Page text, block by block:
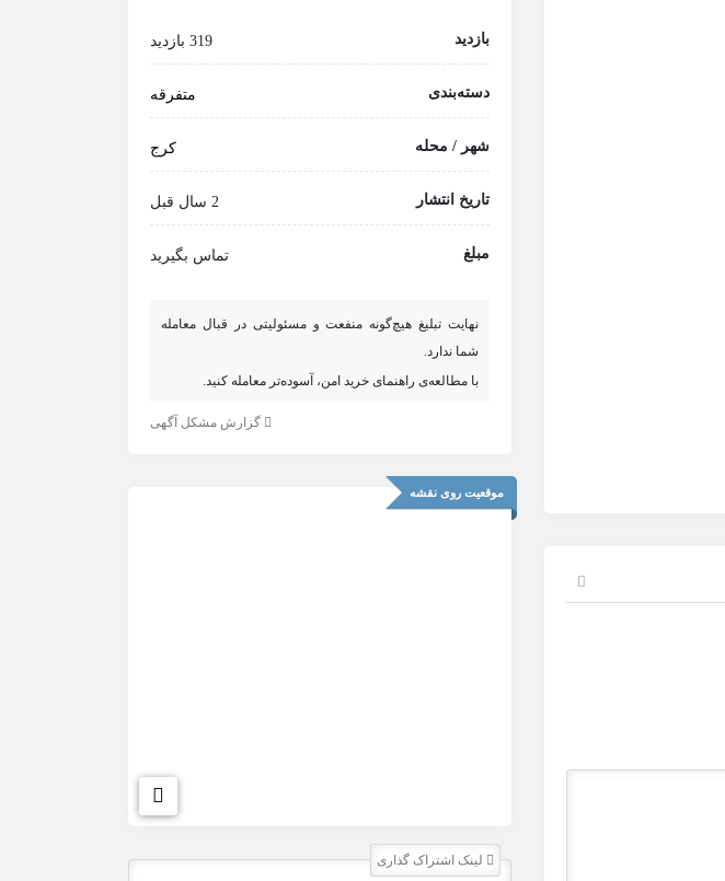
بازدید 319 بازدید
دسته‌بندی متفرقه
شهر / محله کرج
تاریخ انتشار 2 سال قبل
مبلغ تماس بگیرید
نهایت تبلیغ هیچ‌گونه منفعت و مسئولیتی در قبال معامله
شما ندارد.
با مطالعه‌ی راهنمای خرید امن، آسوده‌تر معامله کنید.
گزارش مشکل آگهی
موقعیت روی نقشه
لینک اشتراک گذاری